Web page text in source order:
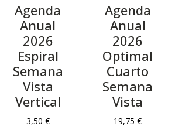
Agenda
Anual
2026
Optimal
Cuarto
Semana
Vista
19,75€
Agenda
Anual
2026
Espiral
Semana
Vista
Vertical
3,50 €